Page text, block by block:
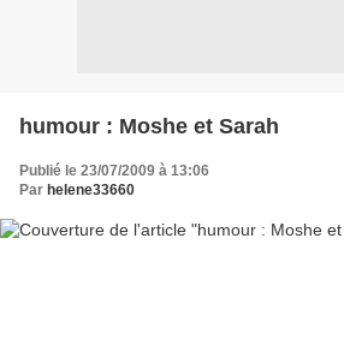
humour : Moshe et Sarah
Publié le 23/07/2009 à 13:06
Par helene33660